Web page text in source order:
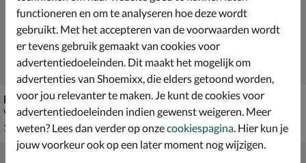
Pikolinos Llanes
Veterboots - bruin
€ 149,99
149,99
Pikolinos Llanes
Rits- & gesloten boots - cognac
van € 149,99 voor € 104,99
149,99 104,99
functioneren en om te analyseren hoe deze wordt
gebruikt. Met het accepteren van de voorwaarden wordt
er tevens gebruik gemaakt van cookies voor
advertentiedoeleinden. Dit maakt het mogelijk om
advertenties van Shoemixx, die elders getoond worden,
voor jou relevanter te maken. Je kunt de cookies voor
advertentiedoeleinden indien gewenst weigeren. Meer
weten? Lees dan verder op onzecookiespagina. Hier kun je
jouw voorkeur ook op een later moment nog wijzigen.